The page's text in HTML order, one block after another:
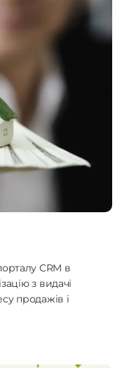
CRM в
з видачі
продажів і